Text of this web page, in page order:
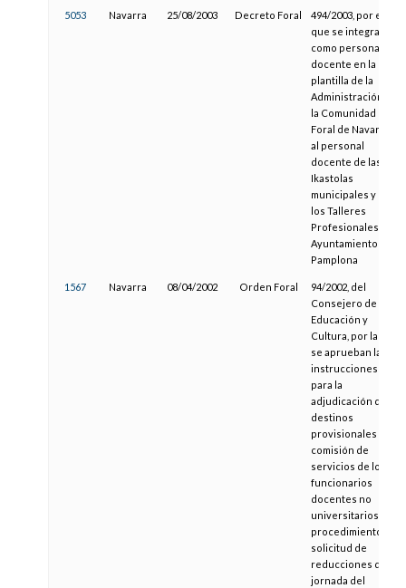
5053 Navarra 25/08/2003 Decreto Foral
494/2003, por el
que se integra
como personal
docente en la
plantilla de la
Administración de
la Comunidad
Foral de Navarra,
al personal
docente de las
Ikastolas
municipales y de
los Talleres
Profesionales del
Ayuntamiento de
Pamplona
1567 Navarra 08/04/2002 Orden Foral
94/2002, del
Consejero de
Educación y
Cultura, por la que
se aprueban las
instrucciones
para la
adjudicación de
destinos
provisionales y en
comisión de
servicios de los
funcionarios
docentes no
universitarios y el
procedimiento de
solicitud de
reducciones de
jornada del